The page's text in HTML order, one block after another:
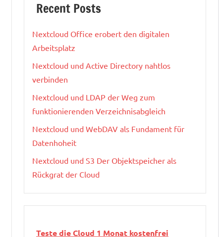
Recent Posts
Nextcloud Office erobert den digitalen
Arbeitsplatz
Nextcloud und Active Directory nahtlos
verbinden
Nextcloud und LDAP der Weg zum
funktionierenden Verzeichnisabgleich
Nextcloud und WebDAV als Fundament für
Datenhoheit
Nextcloud und S3 Der Objektspeicher als
Rückgrat der Cloud
Teste die Cloud 1 Monat kostenfrei